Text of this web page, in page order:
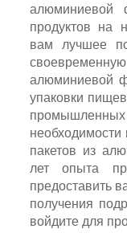
алюминиевой
продуктов на
вам лучшее
алюминиевой
упаковки
пакетов из
лет опыта
предоставить
получения
войдите для